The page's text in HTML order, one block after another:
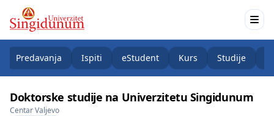
Predavanja Ispiti eStudent Kurs Studije
Doktorske studije na Univerzitetu Singidunum
Centar Valjevo